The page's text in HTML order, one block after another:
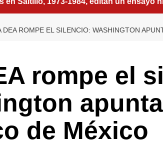
DEA ROMPE EL SILENCIO: WASHINGTON
rompe el
de México